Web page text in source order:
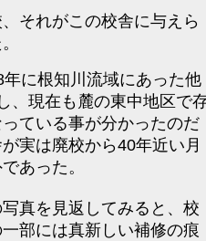
それがこの校舎に与えら
に根知川流域にあった他
、現在も麓の東中地区で
ている事が分かったのだ
実は廃校から40年近い月
あった。
真を見返してみると、校
部には真新しい補修の痕